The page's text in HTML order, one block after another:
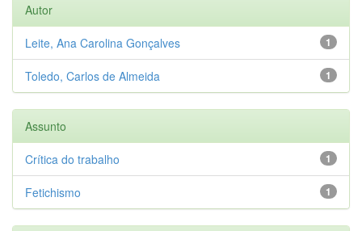
Autor
1
Leite, Ana Carolina Gonçalves
1
Toledo, Carlos de Almeida
Assunto
1
Crítica do trabalho
1
Fetichismo